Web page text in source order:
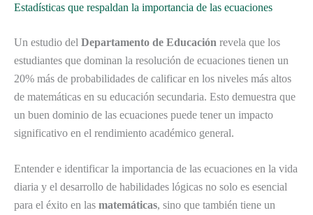
Estadísticas que respaldan la importancia de las ecuaciones
Un estudio del Departamento de Educación revela que los
estudiantes que dominan la resolución de ecuaciones tienen un
20% más de probabilidades de calificar en los niveles más altos
de matemáticas en su educación secundaria. Esto demuestra que
un buen dominio de las ecuaciones puede tener un impacto
significativo en el rendimiento académico general.
Entender e identificar la importancia de las ecuaciones en la vida
diaria y el desarrollo de habilidades lógicas no solo es esencial
para el éxito en las matemáticas, sino que también tiene un